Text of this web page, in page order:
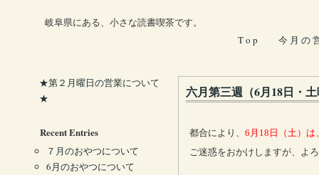
岐阜県にある、小さな読書喫茶です。
T o p
今 月 の
六月第三週（6月18日・
都合により、 6月18日（土）は
ご迷惑をおかけしますが、よ
★第２月曜日の営業について
★
Recent Entries
７月のおやつについて
6月のおやつについて